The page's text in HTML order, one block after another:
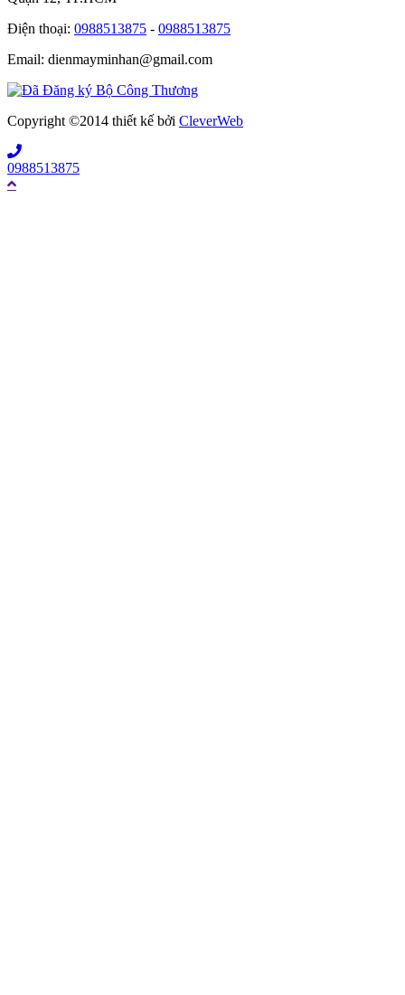
Điện thoại: 0988513875 - 0988513875
Email: dienmayminhan@gmail.com
Copyright ©2014 thiết kế bởi CleverWeb
0988513875